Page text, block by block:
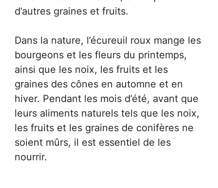
d’autres graines et fruits.
Dans la nature, l’écureuil roux mange les
bourgeons et les fleurs du printemps,
ainsi que les noix, les fruits et les
graines des cônes en automne et en
hiver. Pendant les mois d’été, avant que
leurs aliments naturels tels que les noix,
les fruits et les graines de conifères ne
soient mûrs, il est essentiel de les
nourrir.